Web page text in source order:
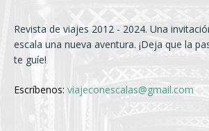
Revista de viajes 2012 - 2024. Una
escala una nueva aventura. ¡Deja que la
te guíe!
Escríbenos: viajeconescalas@gmail.com